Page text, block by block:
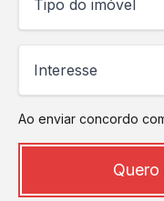
Ao enviar concordo